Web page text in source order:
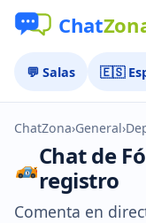
💬 Salas 🇪🇸
ChatZona›General›
Chat de
registro
Comenta en